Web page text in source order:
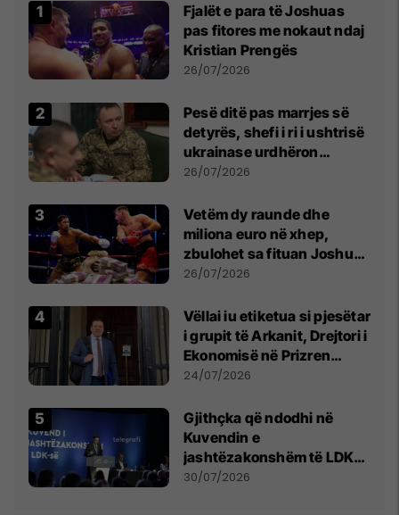
Fjalët e para të Joshuas
pas fitores me nokaut ndaj
Kristian Prengës
26/07/2026
Pesë ditë pas marrjes së
detyrës, shefi i ri i ushtrisë
ukrainase urdhëron
kontroll të madh
26/07/2026
Vetëm dy raunde dhe
miliona euro në xhep,
zbulohet sa fituan Joshua
e Prenga
26/07/2026
Vëllai iu etiketua si pjesëtar
i grupit të Arkanit, Drejtori i
Ekonomisë në Prizren
mohon pretendimet
24/07/2026
Gjithçka që ndodhi në
Kuvendin e
jashtëzakonshëm të LDK-
së
30/07/2026